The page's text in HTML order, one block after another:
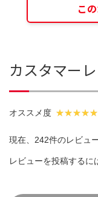
こ
カスタマー
オススメ度
現在、242件のレビュ
レビューを投稿するに